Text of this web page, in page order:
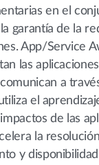
en el
garantía de la
App/Service
las
a
el
de las
la
y